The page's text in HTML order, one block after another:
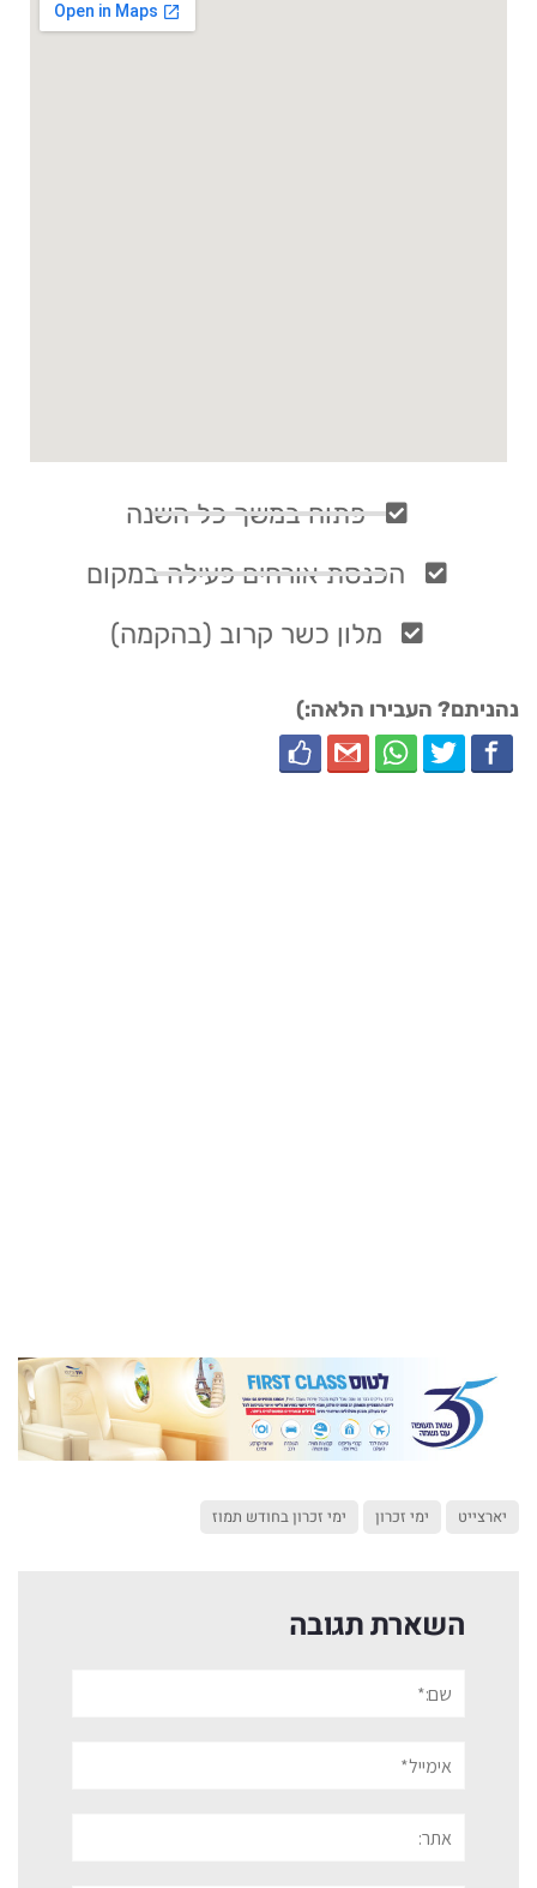
פתוח במשך כל השנה
הכנסת אורחים פעילה במקום
מלון כשר קרוב (בהקמה)
נהניתם? העבירו הלאה:)
יארצייט ימי זכרון ימי זכרון בחודש תמוז
השארת תגובה